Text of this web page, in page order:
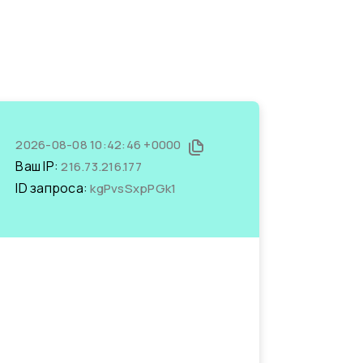
2026-08-08 10:42:46 +0000
Ваш IP:216.73.216.177
ID запроса:kgPvsSxpPGk1